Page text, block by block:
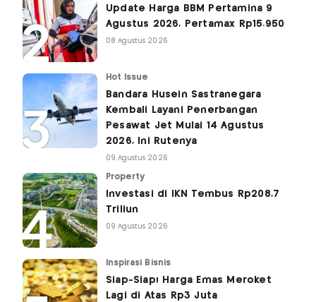
Update Harga BBM Pertamina 9
Agustus 2026, Pertamax Rp15.950
08 Agustus 2026
Hot Issue
Bandara Husein Sastranegara
Kembali Layani Penerbangan
Pesawat Jet Mulai 14 Agustus
2026, Ini Rutenya
09 Agustus 2026
Property
Investasi di IKN Tembus Rp208,7
Triliun
09 Agustus 2026
Inspirasi Bisnis
Siap-Siap! Harga Emas Meroket
Lagi di Atas Rp3 Juta